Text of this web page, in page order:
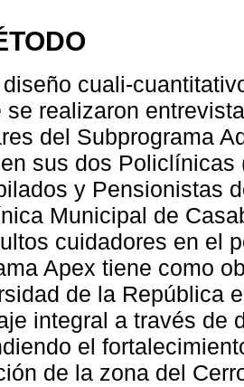
cuali-
se realizaron
del Subprograma
sus dos
y Pensionistas
Municipal de
cuidadores en el
Apex tiene como
de la República
integral a través de
el
de la zona del